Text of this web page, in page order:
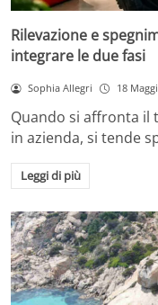
Rilevazione e
integrare le due fasi
Sophia Allegri 18
Quando si affronta il
in azienda, si tende
Leggi di più